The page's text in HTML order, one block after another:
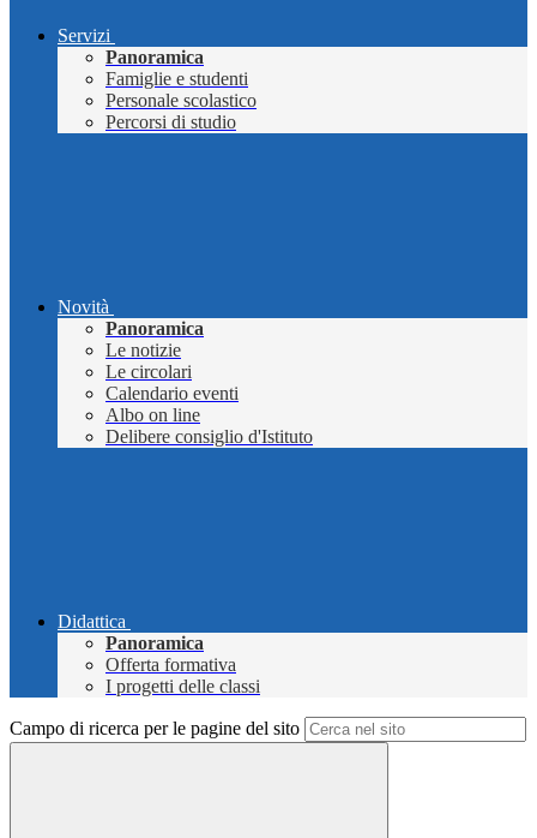
Servizi
Panoramica
Famiglie e studenti
Personale scolastico
Percorsi di studio
Novità
Panoramica
Le notizie
Le circolari
Calendario eventi
Albo on line
Delibere consiglio d'Istituto
Didattica
Panoramica
Offerta formativa
I progetti delle classi
Campo di ricerca per le pagine del sito